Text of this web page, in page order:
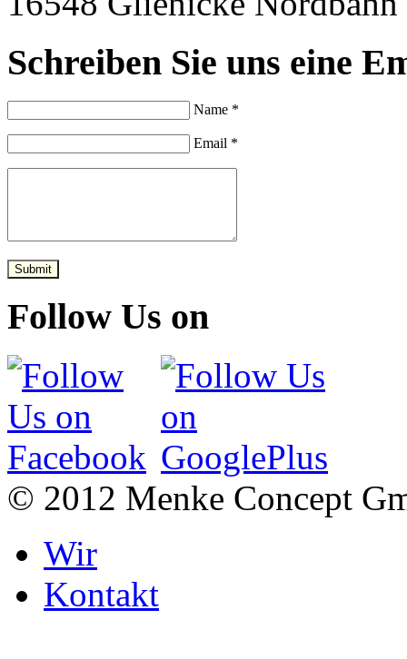
Schreiben Sie uns eine
Name *
Email *
Submit
Follow Us on
© 2012 Menke Concept
Wir
Kontakt